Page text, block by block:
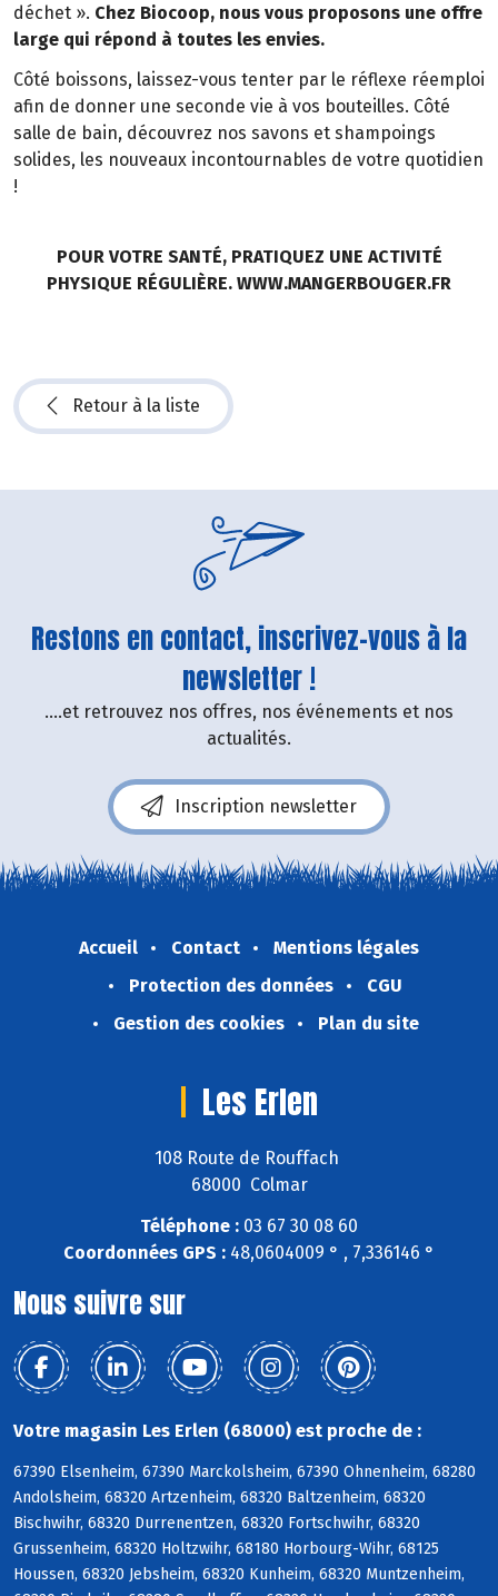
déchet ». Chez Biocoop, nous vous proposons une offre
large qui répond à toutes les envies.
Côté boissons, laissez-vous tenter par le réflexe réemploi
afin de donner une seconde vie à vos bouteilles. Côté
salle de bain, découvrez nos savons et shampoings
solides, les nouveaux incontournables de votre quotidien
!
POUR VOTRE SANTÉ, PRATIQUEZ UNE ACTIVITÉ
PHYSIQUE RÉGULIÈRE. WWW.MANGERBOUGER.FR
Retour à la liste
Restons en contact, inscrivez-vous à la
newsletter !
....et retrouvez nos offres, nos événements et nos
actualités.
Inscription newsletter
Accueil Contact
Mentions légales
Protection des données
CGU
Gestion des cookies
Plan du site
Les Erlen
108 Route de Rouffach
68000 Colmar
Téléphone : 03 67 30 08 60
Coordonnées GPS : 48,0604009 ° , 7,336146 °
Nous suivre sur
Votre magasin Les Erlen (68000) est proche de :
67390 Elsenheim, 67390 Marckolsheim, 67390 Ohnenheim, 68280
Andolsheim, 68320 Artzenheim, 68320 Baltzenheim, 68320
Bischwihr, 68320 Durrenentzen, 68320 Fortschwihr, 68320
Grussenheim, 68320 Holtzwihr, 68180 Horbourg-Wihr, 68125
Houssen, 68320 Jebsheim, 68320 Kunheim, 68320 Muntzenheim,